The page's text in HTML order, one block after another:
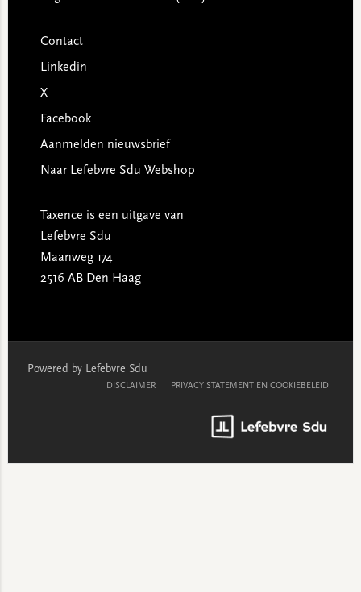
Contact
Linkedin
X
Facebook
Aanmelden nieuwsbrief
Naar Lefebvre Sdu Webshop
Taxence is een uitgave van
Lefebvre Sdu
Maanweg 174
2516 AB Den Haag
Powered by Lefebvre Sdu
DISCLAIMER PRIVACY STATEMENT EN COOKIEBELEID